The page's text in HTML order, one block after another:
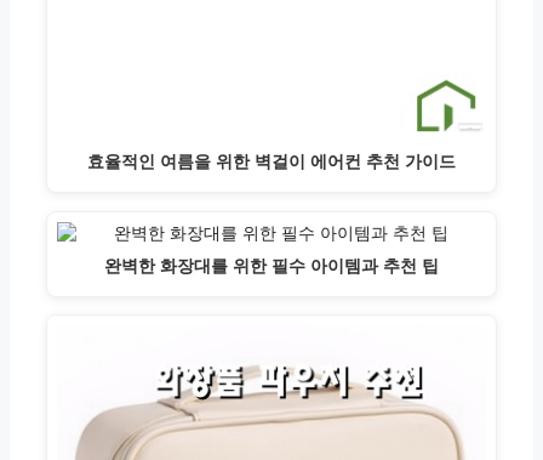
효율적인 여름을 위한 벽걸이 에어컨 추천 가이드
완벽한 화장대를 위한 필수 아이템과 추천 팁